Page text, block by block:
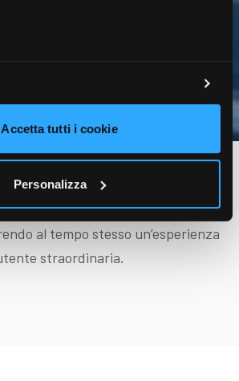
Accetta tutti i cookie
Personalizza
system, è il pilastro fondamentale
del nostro software innovativo.
unisce i nostri team, migliorando
al tempo stesso un’esperienza
straordinaria.